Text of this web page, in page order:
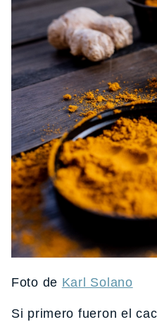
Foto de Karl Solano
Si primero fueron el